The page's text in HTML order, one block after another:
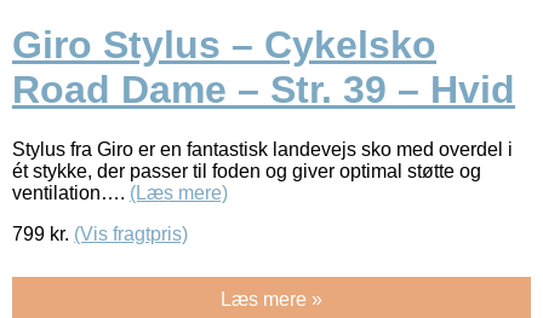
Giro Stylus – Cykelsko
Road Dame – Str. 39 – Hvid
Stylus fra Giro er en fantastisk landevejs sko med overdel i
ét stykke, der passer til foden og giver optimal støtte og
ventilation…. (Læs mere)
799 kr. (Vis fragtpris)
Læs mere »